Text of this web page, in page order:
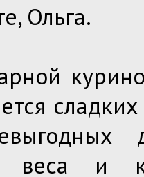
Ольга.
веса и